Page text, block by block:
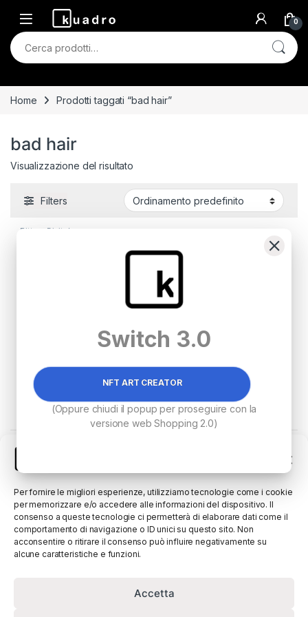
Per fornire le migliori esperienze, utilizziamo tecnologie come i cookie
per memorizzare e/o accedere alle informazioni del dispositivo. Il
consenso a queste tecnologie ci permetterà di elaborare dati come il
comportamento di navigazione o ID unici su questo sito. Non
acconsentire o ritirare il consenso può influire negativamente su
alcune caratteristiche e funzioni.
Accetta
Skip to navigation
Skip to content
0
Cerca:
Home Prodotti taggati “bad hair”
bad hair
Visualizzazione del risultato
Filters
Pittura Digitale
450.00
Switch 3.0
NFT ART CREATOR
(Oppure chiudi il popup per proseguire con la
versione web Shopping 2.0)